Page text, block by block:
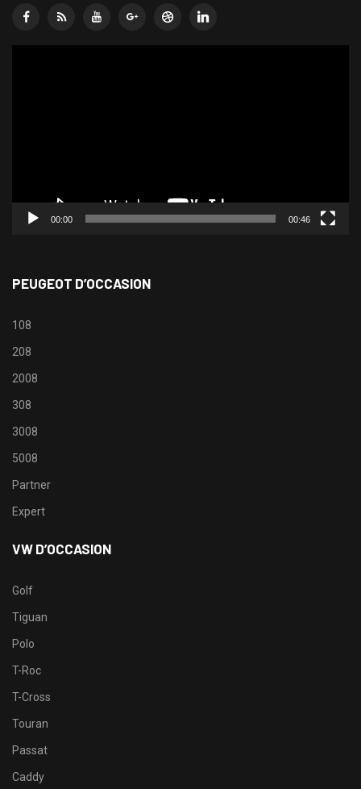
00:00 00:46
PEUGEOT D’OCCASION
108
208
2008
308
3008
5008
Partner
Expert
VW D’OCCASION
Golf
Tiguan
Polo
T-Roc
T-Cross
Touran
Passat
Caddy